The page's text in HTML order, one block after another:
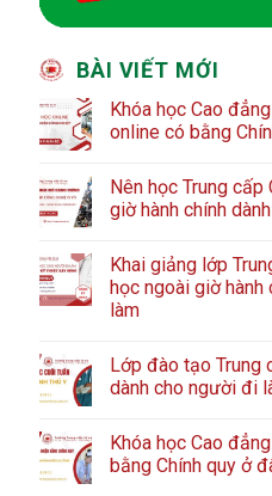
BÀI VIẾT MỚI
Khóa học Cao
online có bằng
Nên học Trung
giờ hành chính
Khai giảng lớp
học ngoài giờ
làm
Lớp đào tạo Trung
dành cho người đi
Khóa học Cao
bằng Chính quy ở